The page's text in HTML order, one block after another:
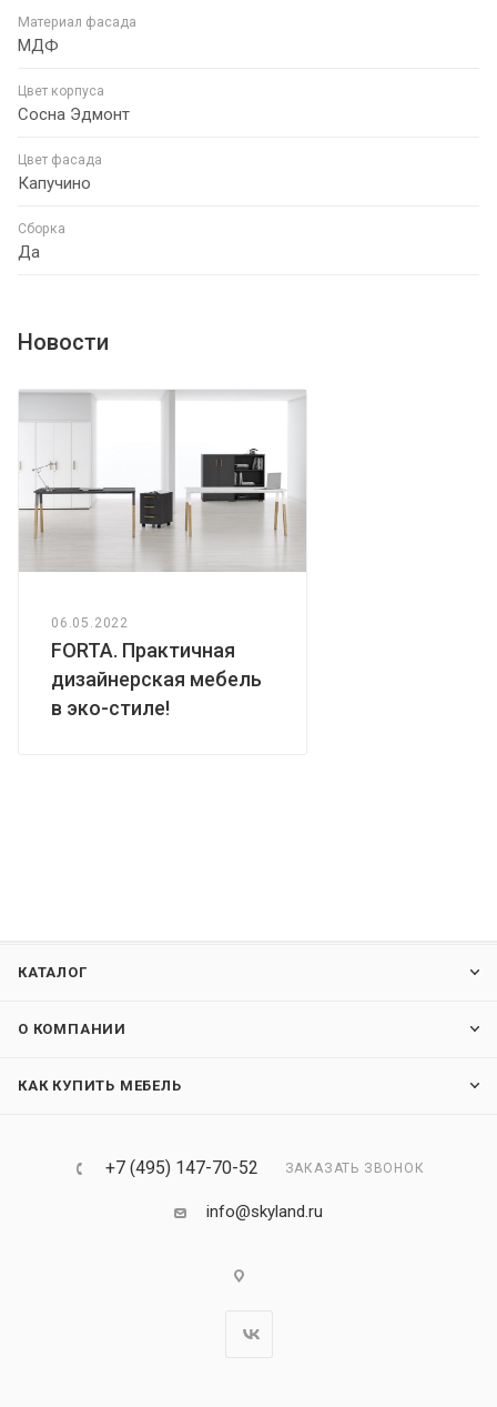
Материал фасада
МДФ
Цвет корпуса
Сосна Эдмонт
Цвет фасада
Капучино
Сборка
Да
Новости
06.05.2022
FORTA. Практичная
дизайнерская мебель
в эко-стиле!
КАТАЛОГ
О КОМПАНИИ
КАК КУПИТЬ МЕБЕЛЬ
+7 (495) 147-70-52 ЗАКАЗАТЬ ЗВОНОК
info@skyland.ru